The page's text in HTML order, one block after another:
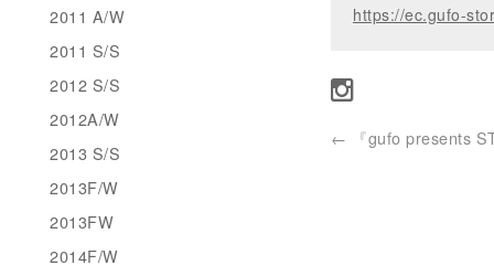
https://ec.gufo-
← 『gufo presents
2011 A/W
2011 S/S
2012 S/S
2012A/W
2013 S/S
2013F/W
2013FW
2014F/W